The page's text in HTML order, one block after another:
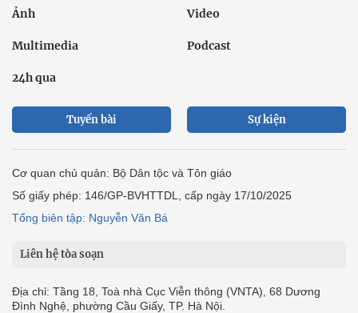
Ảnh Video
Multimedia Podcast
24h qua
Tuyến bài Sự kiện
Cơ quan chủ quản: Bộ Dân tộc và Tôn giáo
Số giấy phép: 146/GP-BVHTTDL, cấp ngày 17/10/2025
Tổng biên tập: Nguyễn Văn Bá
Liên hệ tòa soạn
Địa chỉ: Tầng 18, Toà nhà Cục Viễn thông (VNTA), 68 Dương
Đình Nghệ, phường Cầu Giấy, TP. Hà Nội.